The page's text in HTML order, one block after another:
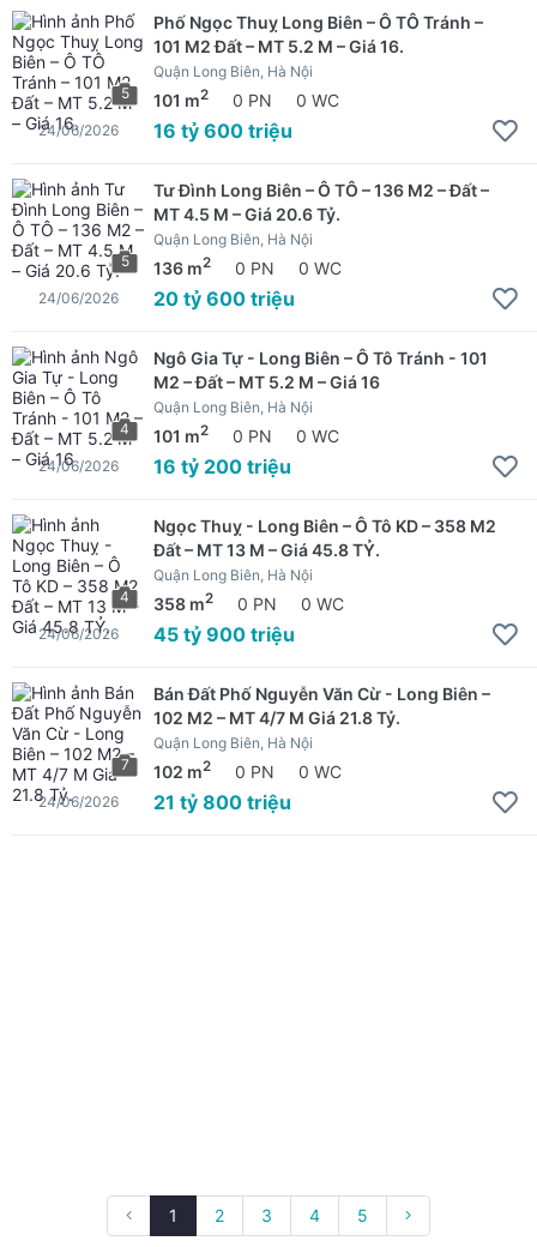
5
Phố Ngọc Thuỵ Long Biên – Ô TÔ Tránh –
101 M2 Đất – MT 5.2 M – Giá 16.
Quận Long Biên, Hà Nội
101 m2 0 PN 0 WC
16 tỷ 600 triệu
24/06/2026
5
Tư Đình Long Biên – Ô TÔ – 136 M2 – Đất –
MT 4.5 M – Giá 20.6 Tỷ.
Quận Long Biên, Hà Nội
136 m2 0 PN 0 WC
20 tỷ 600 triệu
24/06/2026
4
Ngô Gia Tự - Long Biên – Ô Tô Tránh - 101
M2 – Đất – MT 5.2 M – Giá 16
Quận Long Biên, Hà Nội
101 m2 0 PN 0 WC
16 tỷ 200 triệu
24/06/2026
4
Ngọc Thuỵ - Long Biên – Ô Tô KD – 358 M2
Đất – MT 13 M – Giá 45.8 TỶ.
Quận Long Biên, Hà Nội
358 m2 0 PN 0 WC
45 tỷ 900 triệu
24/06/2026
7
Bán Đất Phố Nguyễn Văn Cừ - Long Biên –
102 M2 – MT 4/7 M Giá 21.8 Tỷ.
Quận Long Biên, Hà Nội
102 m2 0 PN 0 WC
21 tỷ 800 triệu
24/06/2026
1 2 3 4 5